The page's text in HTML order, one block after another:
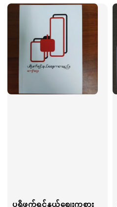
ပရိုဖက်ရှင်နယ်စျေးကစား